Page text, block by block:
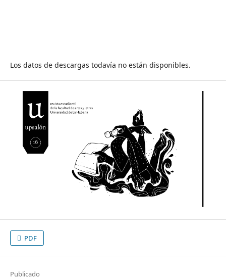
Los datos de descargas todavía no están disponibles.
PDF
Publicado